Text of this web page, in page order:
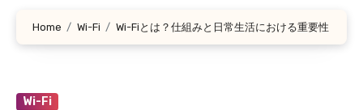
Home Wi-Fi Wi-Fiとは？仕組みと日常生活における重要性
Wi-Fi